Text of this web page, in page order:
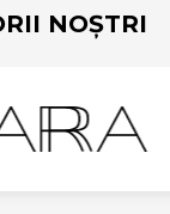
NOȘTRI